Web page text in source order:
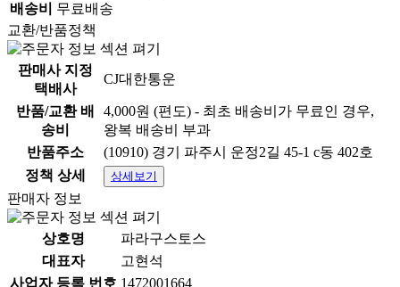
본 제품을 구매하시면 원활한 배송을 위해 꼭 필요한 고객님의 개인정보를
(성함, 주소, 전화번호 등) 택배사 및 제 3업체에서 이용하는 것에 동의하시
는 것으로 간주됩니다.
개인정보는 배송 외의 용도로는 절대 사용되지 않으니 안심하시기 바랍니
상품 정보고시
배송비
무료배송
교환/반품정책
판매사 지정
택배사
CJ대한통운
반품/교환 배
송비
4,000원 (편도) - 최초 배송비가 무료인 경우,
왕복 배송비 부과
반품주소
(10910) 경기 파주시 운정2길 45-1 c동 402호
정책 상세
상세보기
판매자 정보
상호명
파라구스토스
대표자
고현석
사업자 등록 번호 1472001664